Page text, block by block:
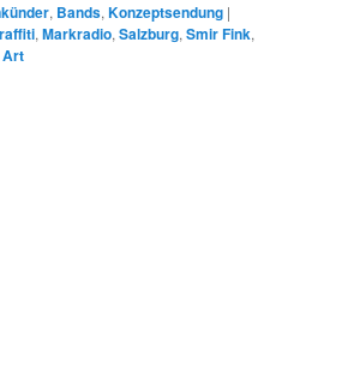
, Bands,Konzeptsendung |
,Markradio,Salzburg,Smir Fink,
Art